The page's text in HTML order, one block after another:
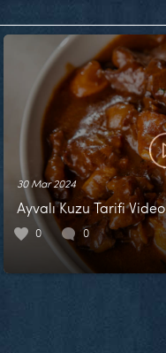
30 Mar 2024
Ayvalı Kuzu Tarifi Video
0 0